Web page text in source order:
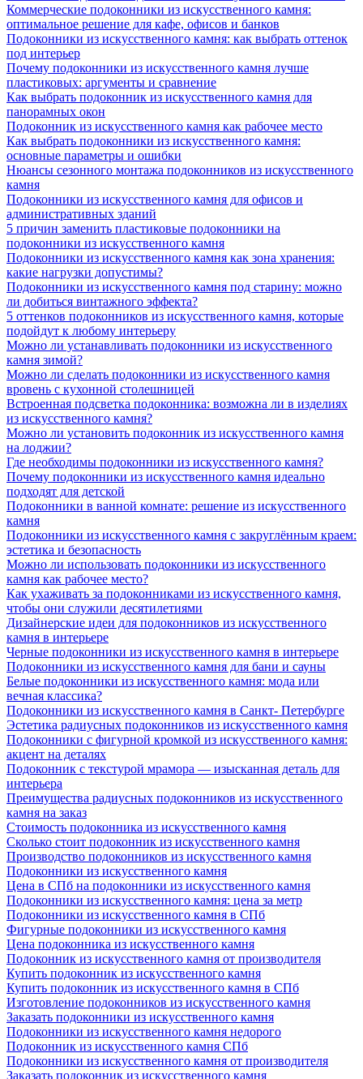
Коммерческие подоконники из искусственного камня:
оптимальное решение для кафе, офисов и банков
Подоконники из искусственного камня: как выбрать оттенок
под интерьер
Почему подоконники из искусственного камня лучше
пластиковых: аргументы и сравнение
Как выбрать подоконник из искусственного камня для
панорамных окон
Подоконник из искусственного камня как рабочее место
Как выбрать подоконники из искусственного камня:
основные параметры и ошибки
Нюансы сезонного монтажа подоконников из искусственного
камня
Подоконники из искусственного камня для офисов и
административных зданий
5 причин заменить пластиковые подоконники на
подоконники из искусственного камня
Подоконники из искусственного камня как зона хранения:
какие нагрузки допустимы?
Подоконники из искусственного камня под старину: можно
ли добиться винтажного эффекта?
5 оттенков подоконников из искусственного камня, которые
подойдут к любому интерьеру
Можно ли устанавливать подоконники из искусственного
камня зимой?
Можно ли сделать подоконники из искусственного камня
вровень с кухонной столешницей
Встроенная подсветка подоконника: возможна ли в изделиях
из искусственного камня?
Можно ли установить подоконник из искусственного камня
на лоджии?
Где необходимы подоконники из искусственного камня?
Почему подоконники из искусственного камня идеально
подходят для детской
Подоконники в ванной комнате: решение из искусственного
камня
Подоконники из искусственного камня с закруглённым краем:
эстетика и безопасность
Можно ли использовать подоконники из искусственного
камня как рабочее место?
Как ухаживать за подоконниками из искусственного камня,
чтобы они служили десятилетиями
Дизайнерские идеи для подоконников из искусственного
камня в интерьере
Черные подоконники из искусственного камня в интерьере
Подоконники из искусственного камня для бани и сауны
Белые подоконники из искусственного камня: мода или
вечная классика?
Подоконники из искусственного камня в Санкт- Петербурге
Эстетика радиусных подоконников из искусственного камня
Подоконники с фигурной кромкой из искусственного камня:
акцент на деталях
Подоконник с текстурой мрамора — изысканная деталь для
интерьера
Преимущества радиусных подоконников из искусственного
камня на заказ
Стоимость подоконника из искусственного камня
Сколько стоит подоконник из искусственного камня
Производство подоконников из искусственного камня
Подоконники из искусственного камня
Цена в СПб на подоконники из искусственного камня
Подоконники из искусственного камня: цена за метр
Подоконники из искусственного камня в СПб
Фигурные подоконники из искусственного камня
Цена подоконника из искусственного камня
Подоконник из искусственного камня от производителя
Купить подоконник из искусственного камня
Купить подоконник из искусственного камня в СПб
Изготовление подоконников из искусственного камня
Заказать подоконники из искусственного камня
Подоконники из искусственного камня недорого
Подоконник из искусственного камня СПб
Подоконники из искусственного камня от производителя
Заказать подоконник из искусственного камня